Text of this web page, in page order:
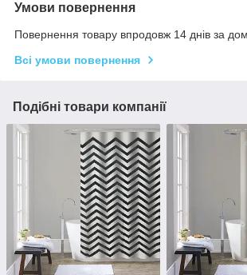
Умови повернення
Повернення товару впродовж 14 днів за
Всі умови повернення
Подібні товари компанії